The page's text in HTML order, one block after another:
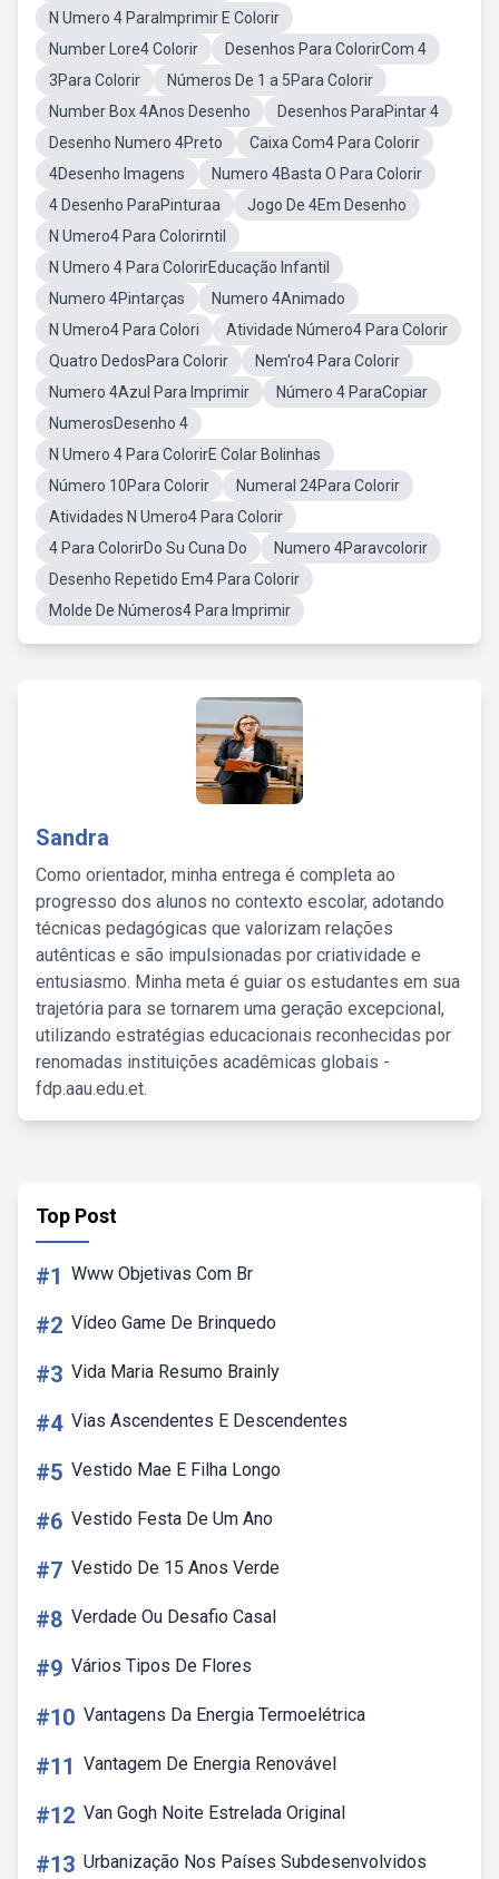
N Umero 4 ParaImprimir E Colorir
Number Lore4 Colorir
Desenhos Para ColorirCom 4
3Para Colorir
Números De 1 a 5Para Colorir
Number Box 4Anos Desenho
Desenhos ParaPintar 4
Desenho Numero 4Preto
Caixa Com4 Para Colorir
4Desenho Imagens
Numero 4Basta O Para Colorir
4 Desenho ParaPinturaa
Jogo De 4Em Desenho
N Umero4 Para Colorirntil
N Umero 4 Para ColorirEducação Infantil
Numero 4Pintarças
Numero 4Animado
N Umero4 Para Colori
Atividade Número4 Para Colorir
Quatro DedosPara Colorir
Nem'ro4 Para Colorir
Numero 4Azul Para Imprimir
Número 4 ParaCopiar
NumerosDesenho 4
N Umero 4 Para ColorirE Colar Bolinhas
Número 10Para Colorir
Numeral 24Para Colorir
Atividades N Umero4 Para Colorir
4 Para ColorirDo Su Cuna Do
Numero 4Paravcolorir
Desenho Repetido Em4 Para Colorir
Molde De Números4 Para Imprimir
Sandra
Como orientador, minha entrega é completa ao
progresso dos alunos no contexto escolar, adotando
técnicas pedagógicas que valorizam relações
autênticas e são impulsionadas por criatividade e
entusiasmo. Minha meta é guiar os estudantes em sua
trajetória para se tornarem uma geração excepcional,
utilizando estratégias educacionais reconhecidas por
renomadas instituições acadêmicas globais -
fdp.aau.edu.et.
Top Post
#1 Www Objetivas Com Br
#2 Vídeo Game De Brinquedo
#3 Vida Maria Resumo Brainly
#4 Vias Ascendentes E Descendentes
#5 Vestido Mae E Filha Longo
#6 Vestido Festa De Um Ano
#7 Vestido De 15 Anos Verde
#8 Verdade Ou Desafio Casal
#9 Vários Tipos De Flores
#10 Vantagens Da Energia Termoelétrica
#11 Vantagem De Energia Renovável
#12 Van Gogh Noite Estrelada Original
#13 Urbanização Nos Países Subdesenvolvidos